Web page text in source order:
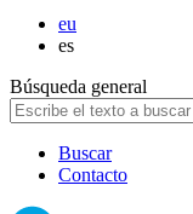
eu
es
Búsqueda general
Buscar
Contacto